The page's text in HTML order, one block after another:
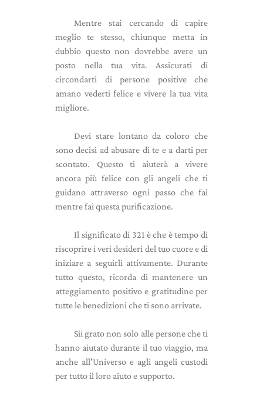
Mentre stai cercando di capire
meglio te stesso, chiunque metta in
dubbio questo non dovrebbe avere un
posto nella tua vita. Assicurati di
circondarti di persone positive che
amano vederti felice e vivere la tua vita
migliore.
Devi stare lontano da coloro che
sono decisi ad abusare di te e a darti per
scontato. Questo ti aiuterà a vivere
ancora più felice con gli angeli che ti
guidano attraverso ogni passo che fai
mentre fai questa purificazione.
Il significato di 321 è che è tempo di
riscoprire i veri desideri del tuo cuore e di
iniziare a seguirli attivamente. Durante
tutto questo, ricorda di mantenere un
atteggiamento positivo e gratitudine per
tutte le benedizioni che ti sono arrivate.
Sii grato non solo alle persone che ti
hanno aiutato durante il tuo viaggio, ma
anche all'Universo e agli angeli custodi
per tutto il loro aiuto e supporto.